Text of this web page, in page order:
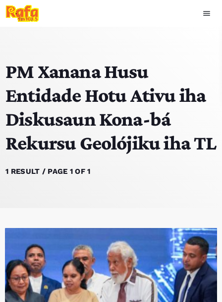
menu
play_arrow OUVIR RAFA
HOME
NOTISIA
EKIPA
PROGRAMA SIRA
VÍDEO SIRA
EVENTU SIRA
PM Xanana Husu
Entidade Hotu Ativu iha
Diskusaun Kona-bá
Rekursu Geolójiku iha TL
1 RESULT / PAGE 1 OF 1